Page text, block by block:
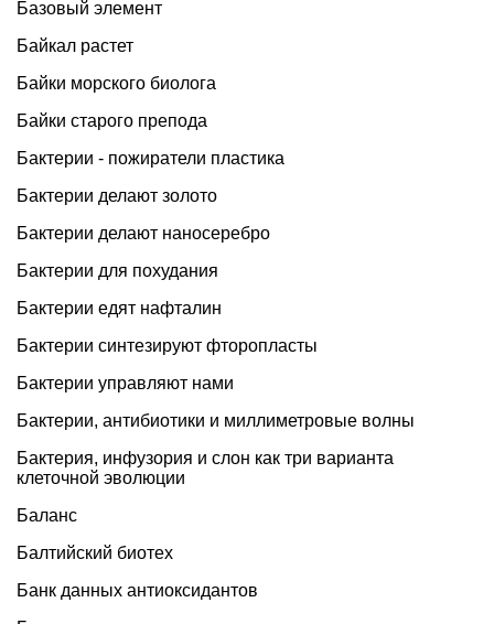
Базовый элемент
Байкал растет
Байки морского биолога
Байки старого препода
Бактерии - пожиратели пластика
Бактерии делают золото
Бактерии делают наносеребро
Бактерии для похудания
Бактерии едят нафталин
Бактерии синтезируют фторопласты
Бактерии управляют нами
Бактерии, антибиотики и миллиметровые волны
Бактерия, инфузория и слон как три варианта
клеточной эволюции
Баланс
Балтийский биотех
Банк данных антиоксидантов